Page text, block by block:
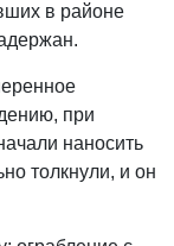
в районе
при
наносить
толкнули, и он